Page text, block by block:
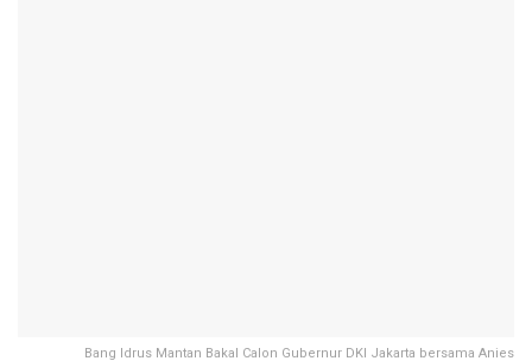
Bang Idrus Mantan Bakal Calon Gubernur DKI Jakarta bersama Anies